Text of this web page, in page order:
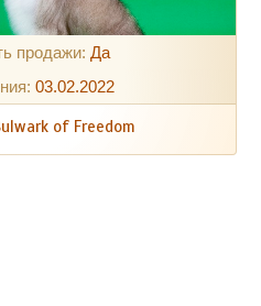
продажи:Да
03.02.2022
of Freedom